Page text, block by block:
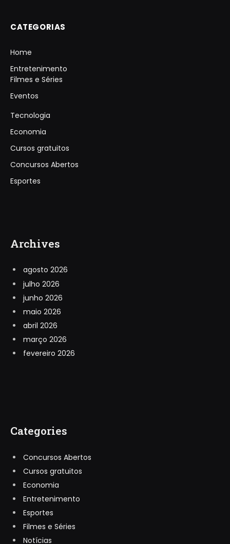
CATEGORIAS
Home
Entretenimento
Filmes e Séries
Eventos
Tecnologia
Economia
Cursos gratuitos
Concursos Abertos
Esportes
Archives
agosto 2026
julho 2026
junho 2026
maio 2026
abril 2026
março 2026
fevereiro 2026
Categories
Concursos Abertos
Cursos gratuitos
Economia
Entretenimento
Esportes
Filmes e Séries
Notícias